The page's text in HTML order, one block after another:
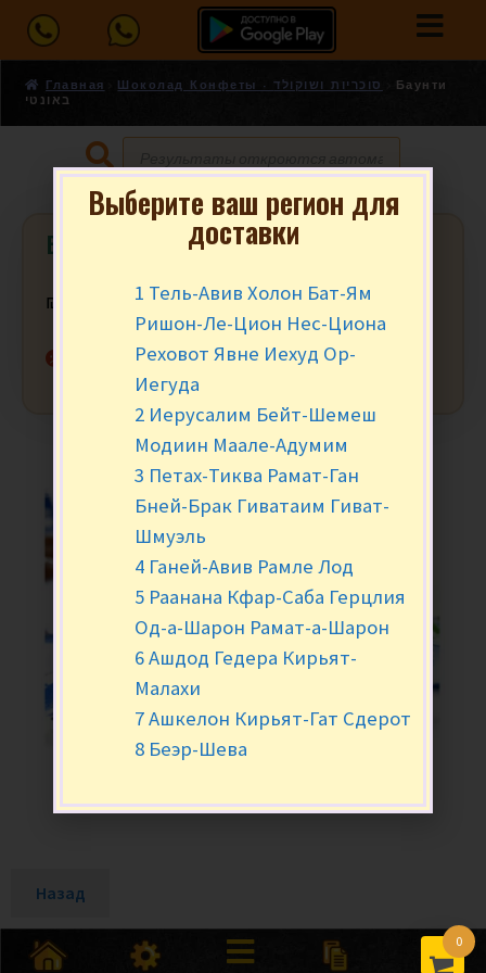
Главная Шоколад Конфеты - סוכריות ושוקולד
Баунти
באונטי
Баунти באונטי
₪ за шт.
Нет в наличии
Назад
0
Выберите ваш регион для
доставки
1 Тель-Авив Холон Бат-Ям
Ришон-Ле-Цион Нес-Циона
Реховот Явне Иехуд Ор-
Иегуда
2 Иерусалим Бейт-Шемеш
Модиин Маале-Адумим
3 Петах-Тиква Рамат-Ган
Бней-Брак Гиватаим Гиват-
Шмуэль
4 Ганей-Авив Рамле Лод
5 Раанана Кфар-Саба Герцлия
Од-а-Шарон Рамат-а-Шарон
6 Ашдод Гедера Кирьят-
Малахи
7 Ашкелон Кирьят-Гат Сдерот
8 Беэр-Шева